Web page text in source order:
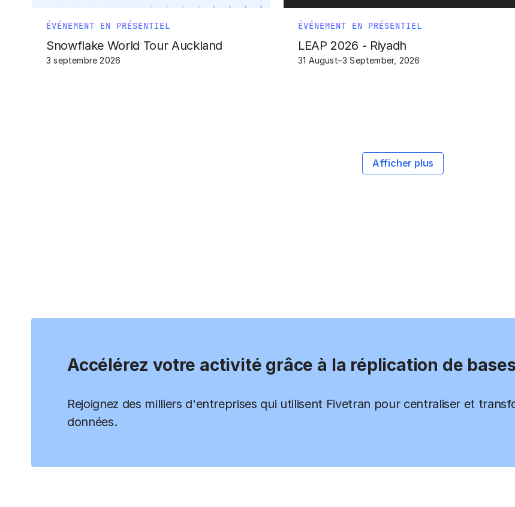
ÉVÉNEMENT EN PRÉSENTIEL
Snowflake World Tour Auckland
3 septembre 2026
ÉVÉNEMENT EN PRÉSENTIEL
LEAP 2026 - Riyadh
31 August–3 September, 2026
Afficher plus
Accélérez votre activité grâce à la réplication de
Rejoignez des milliers d'entreprises qui utilisent Fivetran pour centraliser et
données.